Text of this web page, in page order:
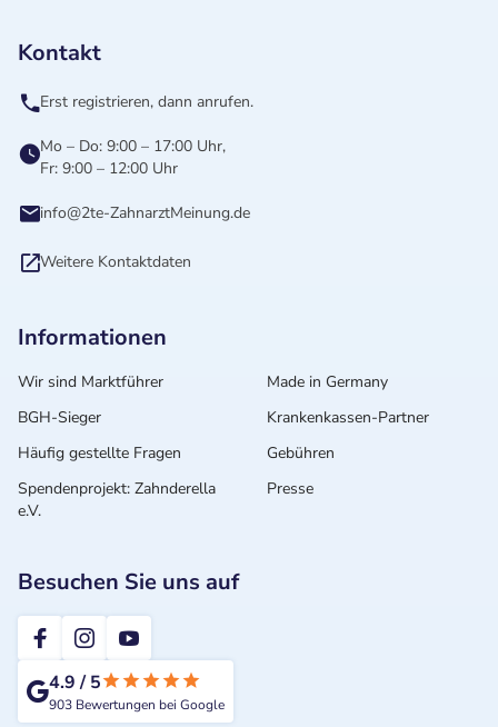
Kontakt
Erst registrieren, dann anrufen.
Mo – Do: 9:00 – 17:00 Uhr,
Fr: 9:00 – 12:00 Uhr
info@2te-ZahnarztMeinung.de
Weitere Kontaktdaten
Informationen
Wir sind Marktführer
Made in Germany
BGH-Sieger
Krankenkassen-Partner
Häufig gestellte Fragen
Gebühren
Spendenprojekt: Zahnderella
e.V.
Presse
Besuchen Sie uns auf
2te-ZahnarztMeinung
4.9/5
903 Bewertungen bei Google